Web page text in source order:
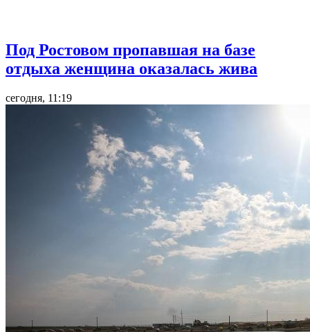
Под Ростовом пропавшая на базе
отдыха женщина оказалась жива
сегодня, 11:19